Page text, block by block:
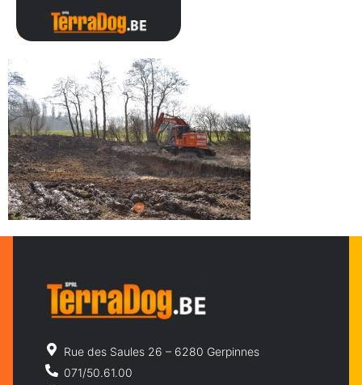
080
Rue des Saules 26 – 6280 Gerpinnes
071/50.61.00